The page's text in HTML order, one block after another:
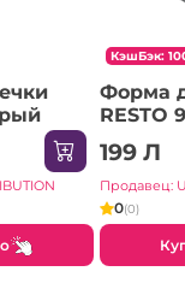
КэшБэк:
Форма
RESTO
199 Л
Продавец:
0(0)